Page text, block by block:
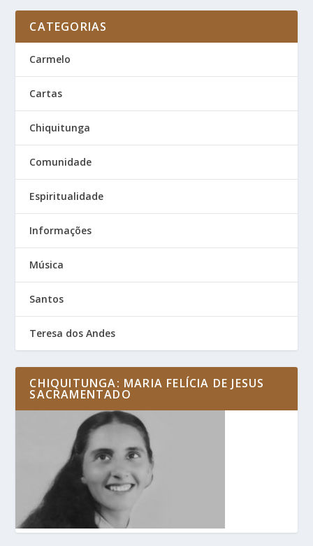
CATEGORIAS
Carmelo
Cartas
Chiquitunga
Comunidade
Espiritualidade
Informações
Música
Santos
Teresa dos Andes
CHIQUITUNGA: MARIA FELÍCIA DE JESUS
SACRAMENTADO